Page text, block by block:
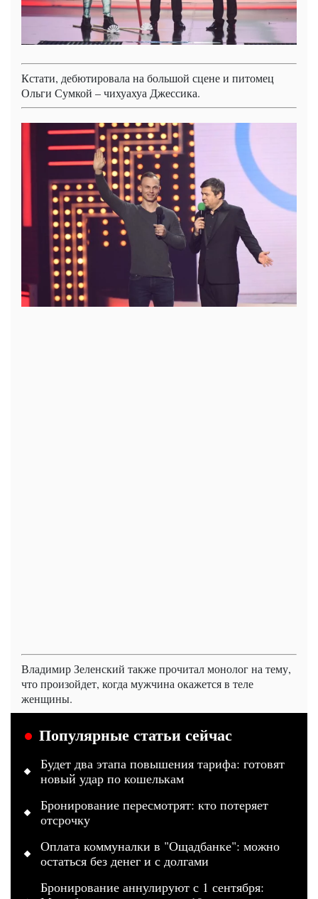
Кстати, дебютировала на большой сцене и питомец
Ольги Сумкой – чихуахуа Джессика.
Владимир Зеленский также прочитал монолог на тему,
что произойдет, когда мужчина окажется в теле
женщины.
Популярные статьи сейчас
Будет два этапа повышения тарифа: готовят
новый удар по кошелькам
Бронирование пересмотрят: кто потеряет
отсрочку
Оплата коммуналки в "Ощадбанке": можно
остаться без денег и с долгами
Бронирование аннулируют с 1 сентября: